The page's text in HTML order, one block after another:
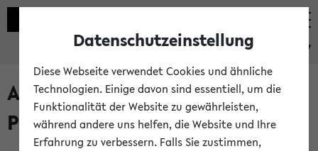
eKVV
Alle noch stattfindenden
Prüfungen
Datenschutzeinstellung
Diese Webseite verwendet Cookies und ähnliche
Technologien. Einige davon sind essentiell, um die
Funktionalität der Website zu gewährleisten,
während andere uns helfen, die Website und Ihre
Erfahrung zu verbessern. Falls Sie zustimmen,